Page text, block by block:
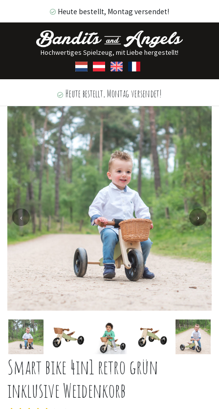
Heute bestellt, Montag versendet!
Hochwertiges Spielzeug, mit Liebe hergestellt!
Heute bestellt, Montag versendet!
‹ ›
Smart bike 4in1 retro grün
inklusive Weidenkorb